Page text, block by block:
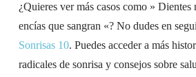
¿Quieres ver más casos como » Dientes
encías que sangran «? No dudes en
Sonrisas 10. Puedes acceder a más
radicales de sonrisa y consejos sobre